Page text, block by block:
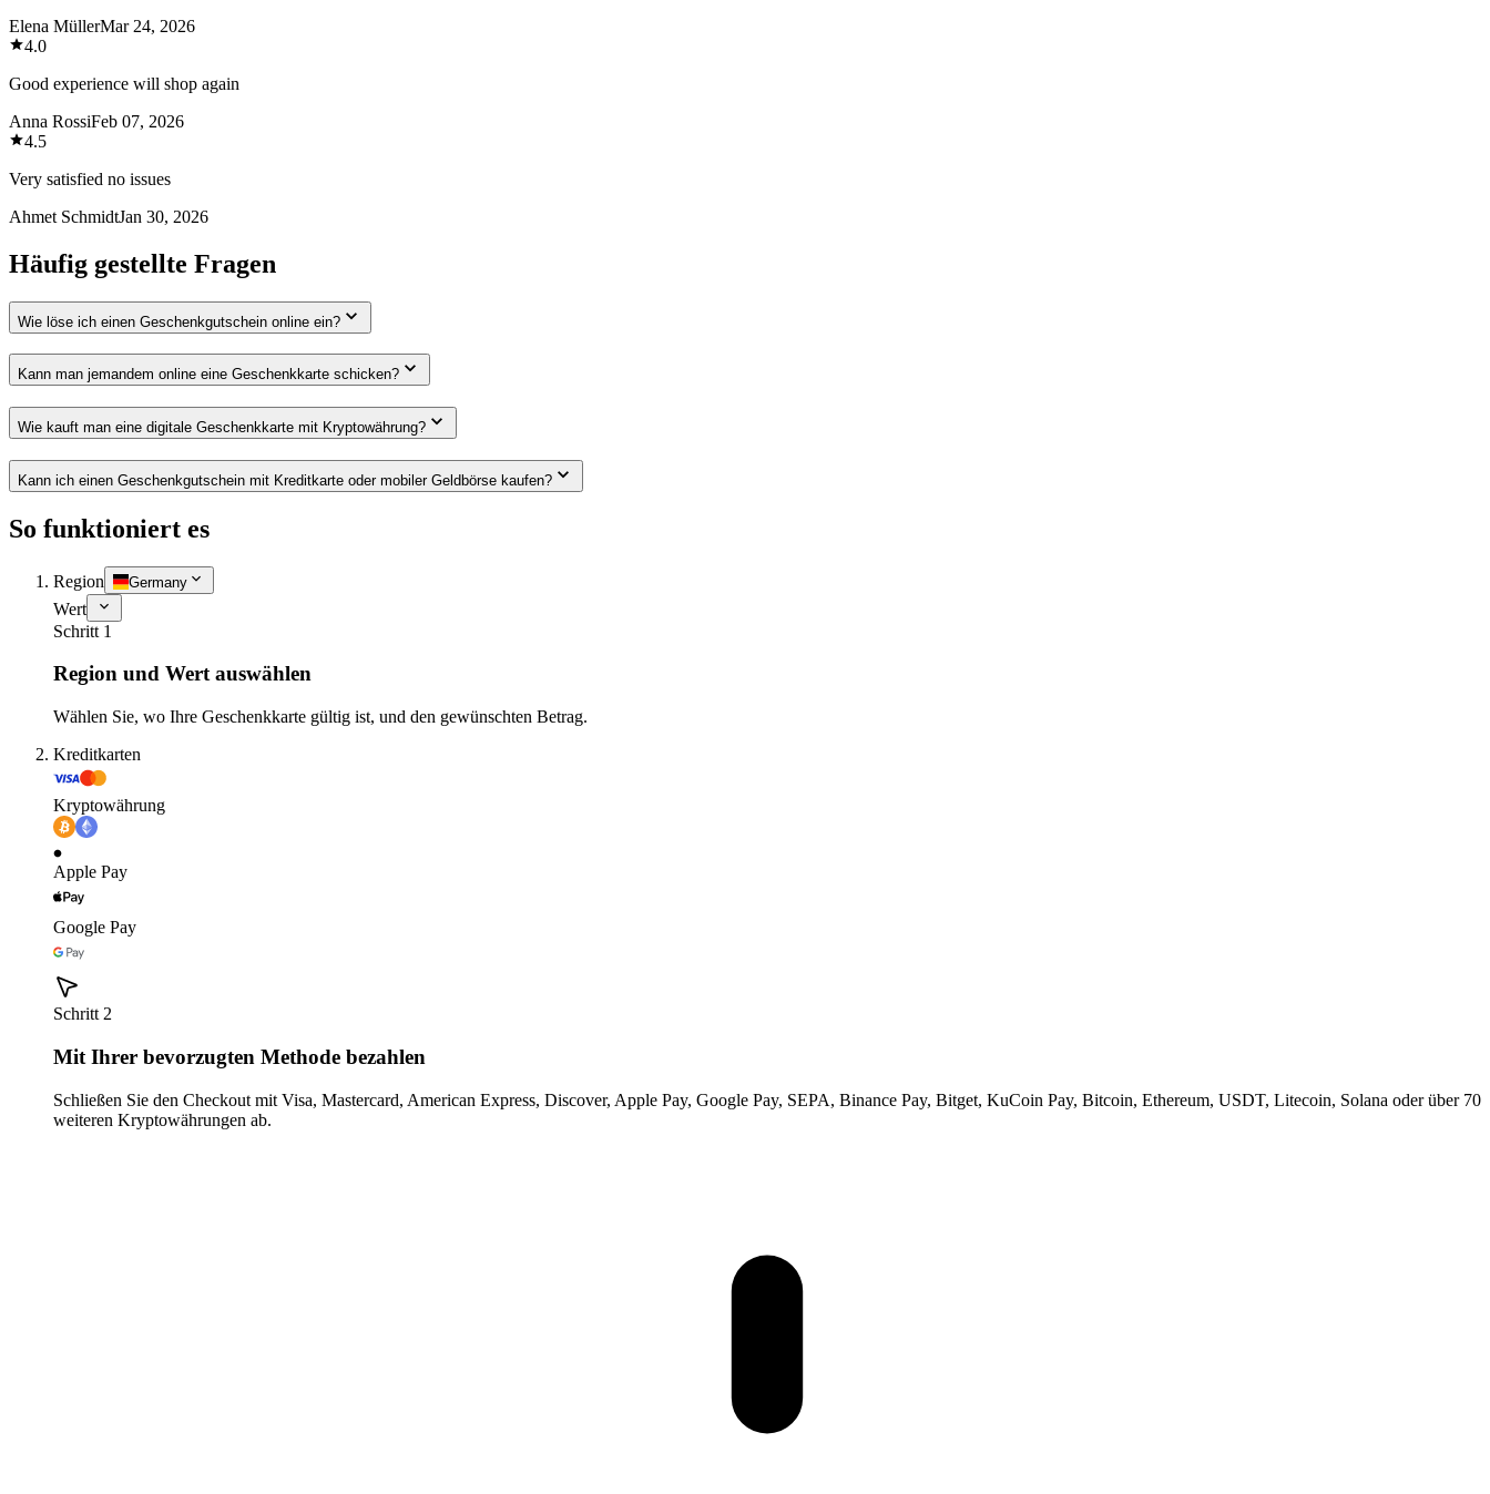
Elena MüllerMar 24, 2026
4.0
Good experience will shop again
Anna RossiFeb 07, 2026
4.5
Very satisfied no issues
Ahmet SchmidtJan 30, 2026
Häufig gestellte Fragen
Wie löse ich einen Geschenkgutschein online ein?
Kann man jemandem online eine Geschenkkarte schicken?
Wie kauft man eine digitale Geschenkkarte mit Kryptowährung?
Kann ich einen Geschenkgutschein mit Kreditkarte oder mobiler Geldbörse kaufen?
So funktioniert es
Region Germany
Wert
Schritt 1
Region und Wert auswählen
Wählen Sie, wo Ihre Geschenkkarte gültig ist, und den gewünschten Betrag.
Kreditkarten
Kryptowährung
Apple Pay
Google Pay
Schritt 2
Mit Ihrer bevorzugten Methode bezahlen
Schließen Sie den Checkout mit Visa, Mastercard, American Express, Discover, Apple Pay, Google Pay, SEPA, Binance Pay, Bitget, KuCoin Pay, Bitcoin, Ethereum, USDT, Litecoin, Solana oder über 70
weiteren Kryptowährungen ab.